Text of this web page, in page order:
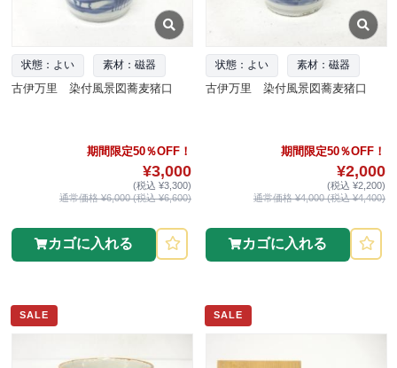
状態：よい 素材：磁器
古伊万里 染付風景図蕎麦猪口
期間限定50％OFF！
¥3,000
(税込 ¥3,300)
通常価格 ¥6,000 (税込 ¥6,600)
カゴに入れる
状態：よい 素材：磁器
古伊万里 染付風景図蕎麦猪口
期間限定50％OFF！
¥2,000
(税込 ¥2,200)
通常価格 ¥4,000 (税込 ¥4,400)
カゴに入れる
SALE SALE